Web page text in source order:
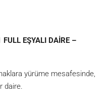
FULL EŞYALI DAİRE –
yürüme mesafesinde,
daire.